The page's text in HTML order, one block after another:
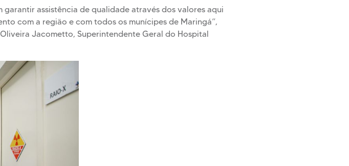
garantir assistência de qualidade através dos valores aqui
com a região e com todos os munícipes de Maringá”,
Jacometto, Superintendente Geral do Hospital